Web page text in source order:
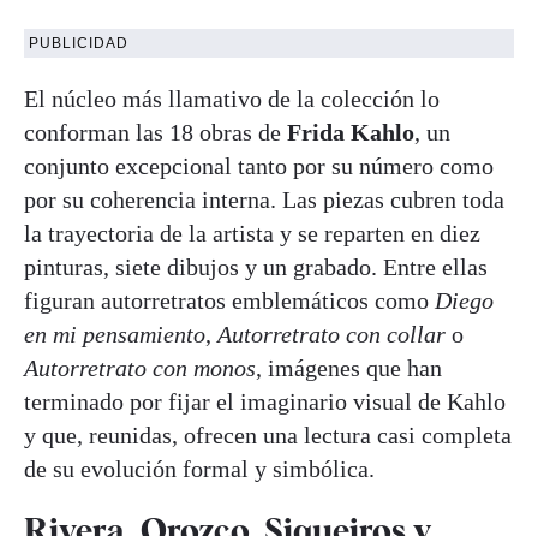
PUBLICIDAD
El núcleo más llamativo de la colección lo
conforman las 18 obras de Frida Kahlo, un
conjunto excepcional tanto por su número como
por su coherencia interna. Las piezas cubren toda
la trayectoria de la artista y se reparten en diez
pinturas, siete dibujos y un grabado. Entre ellas
figuran autorretratos emblemáticos como Diego
en mi pensamiento, Autorretrato con collar o
Autorretrato con monos, imágenes que han
terminado por fijar el imaginario visual de Kahlo
y que, reunidas, ofrecen una lectura casi completa
de su evolución formal y simbólica.